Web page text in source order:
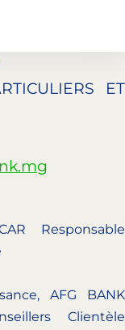
ET
Responsable
AFG BANK
Clientèle